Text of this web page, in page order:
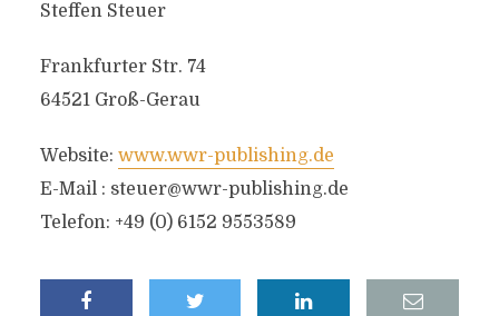
Steffen Steuer
Frankfurter Str. 74
64521 Groß-Gerau
Website: www.wwr-publishing.de
E-Mail : steuer@wwr-publishing.de
Telefon: +49 (0) 6152 9553589